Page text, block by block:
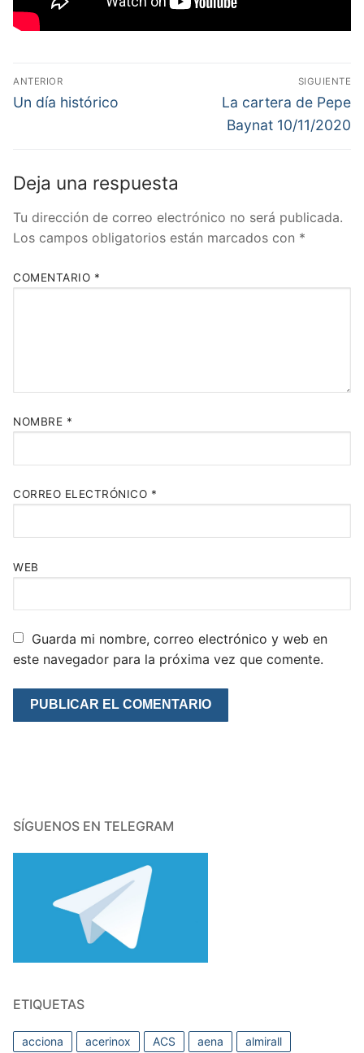
Navegación
de
ANTERIOR
Entrada
Un día histórico
SIGUIENTE
Entrada
siguiente:
La cartera de Pepe
Baynat 10/11/2020
Deja una respuesta
Tu dirección de correo electrónico no será publicada.
Los campos obligatorios están marcados con *
COMENTARIO *
NOMBRE *
CORREO ELECTRÓNICO *
WEB
Guarda mi nombre, correo electrónico y web en
este navegador para la próxima vez que comente.
SÍGUENOS EN TELEGRAM
ETIQUETAS
acciona acerinox ACS aena
almirall